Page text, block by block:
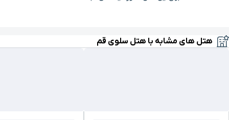
هتل های مشابه با هتل سلوی قم